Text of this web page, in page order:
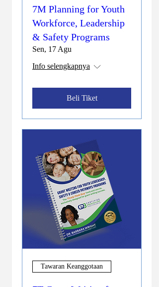
7M Planning for Youth
Workforce, Leadership
& Safety Programs
Sen, 17 Agu
Info selengkapnya
Beli Tiket
Tawaran Keanggotaan